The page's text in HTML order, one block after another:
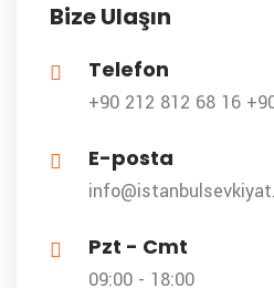
Bize Ulaşın
Telefon
+90 212 812 68 16
E-posta
Pzt - Cmt
09:00 - 18:00